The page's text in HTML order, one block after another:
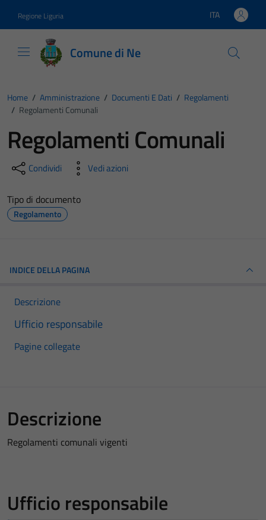
Regione Liguria Lingua attiva:
ITA
Comune di Ne
Home / Amministrazione / Documenti E Dati / Regolamenti
/ Regolamenti Comunali
Regolamenti Comunali
Condividi Vedi azioni
Tipo di documento
Regolamento
INDICE DELLA PAGINA
Descrizione
Ufficio responsabile
Pagine collegate
Descrizione
Regolamenti comunali vigenti
Ufficio responsabile